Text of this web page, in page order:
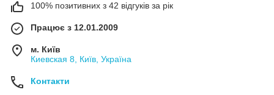
100% позитивних з 42 відгуків за рік
Працює з 12.01.2009
м. Київ
Киевская 8, Київ, Україна
Контакти